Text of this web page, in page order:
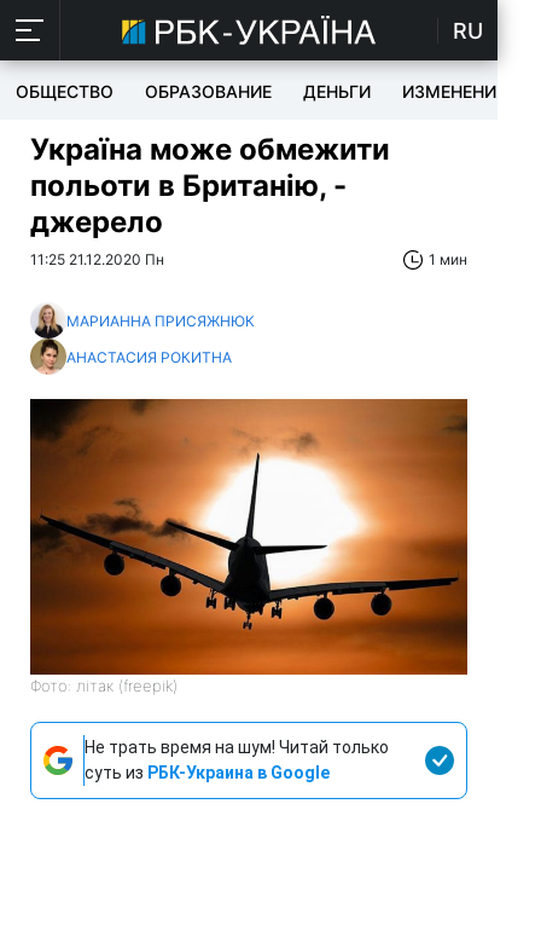
RU
ОБЩЕСТВО ОБРАЗОВАНИЕ ДЕНЬГИ ИЗМЕНЕНИЯ
Україна може обмежити
польоти в Британію, -
джерело
11:25 21.12.2020 Пн 1 мин
МАРИАННА ПРИСЯЖНЮК
АНАСТАСИЯ РОКИТНА
Фото: літак (freepik)
Не трать время на шум! Читай только
суть из РБК-Украина в Google